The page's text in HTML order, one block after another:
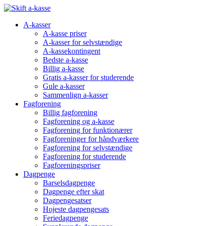
A-kasser
A-kasse priser
A-kasser for selvstændige
A-kassekontingent
Bedste a-kasse
Billig a-kasse
Gratis a-kasser for studerende
Gule a-kasser
Sammenlign a-kasser
Fagforening
Billig fagforening
Fagforening og a-kasse
Fagforening for funktionærer
Fagforeninger for håndværkere
Fagforening for selvstændige
Fagforening for studerende
Fagforeningspriser
Dagpenge
Barselsdagpenge
Dagpenge efter skat
Dagpengesatser
Hojeste dagpengesats
Feriedagpenge